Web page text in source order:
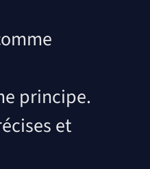
principe.
et